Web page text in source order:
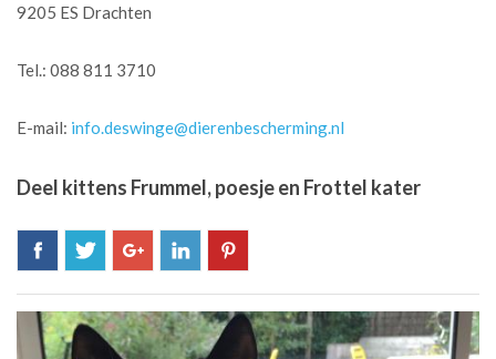
9205 ES Drachten
Tel.: 088 811 3710
E-mail: info.deswinge@dierenbescherming.nl
Deel kittens Frummel, poesje en Frottel kater